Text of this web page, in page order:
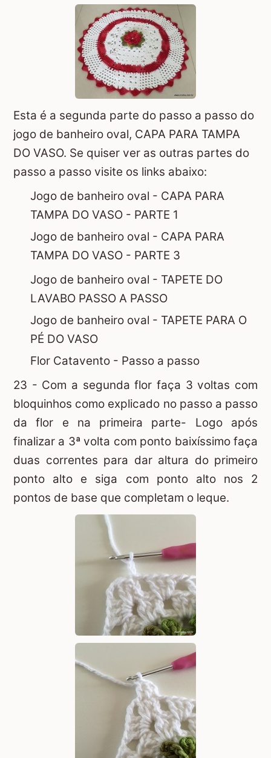
Esta é a segunda parte do passo a passo do
jogo de banheiro oval, CAPA PARA TAMPA
DO VASO. Se quiser ver as outras partes do
passo a passo visite os links abaixo:
Jogo de banheiro oval - CAPA PARA
TAMPA DO VASO - PARTE 1
Jogo de banheiro oval - CAPA PARA
TAMPA DO VASO - PARTE 3
Jogo de banheiro oval - TAPETE DO
LAVABO PASSO A PASSO
Jogo de banheiro oval - TAPETE PARA O
PÉ DO VASO
Flor Catavento - Passo a passo
23 - Com a segunda flor faça 3 voltas com
bloquinhos como explicado no passo a passo
da flor e na primeira parte- Logo após
finalizar a 3ª volta com ponto baixíssimo faça
duas correntes para dar altura do primeiro
ponto alto e siga com ponto alto nos 2
pontos de base que completam o leque.